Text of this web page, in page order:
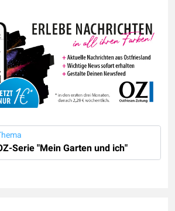
Serie "Mein Garten und ich"